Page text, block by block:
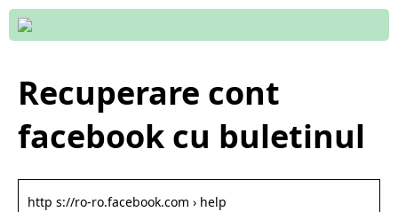
Recuperare cont
facebook cu buletinul
http s://ro-ro.facebook.com › help